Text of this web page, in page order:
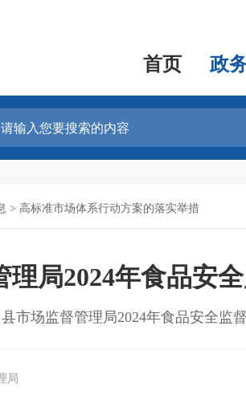
首页 政
> 高标准市场体系行动方案的落实举措
局2024年食品安
市场监督管理局2024年食品安全监
局